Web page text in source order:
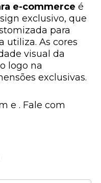
e-commerce é
exclusivo, que
para
utiliza. As cores
visual da
logo na
exclusivas.
e . Fale com